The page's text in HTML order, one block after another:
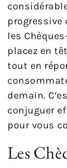
progressive
les
placez en
tout en
demain.
conjuguer
pour vous
Les